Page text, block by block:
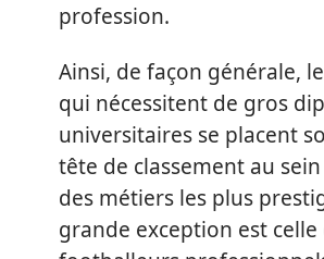
profession.
Ainsi, de façon générale,
qui nécessitent de gros
universitaires se placent
tête de classement au
des métiers les plus
grande exception est celle